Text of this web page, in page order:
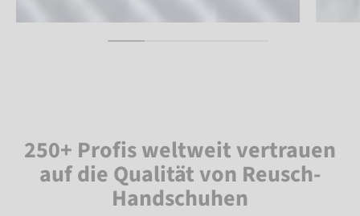
250+ Profis weltweit vertrauen
auf die Qualität von Reusch-
Handschuhen